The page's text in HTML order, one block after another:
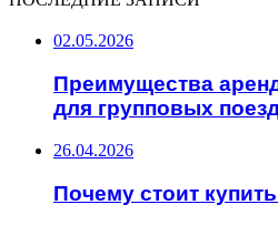
02.05.2026
Преимущества
для групповых
26.04.2026
Почему стоит